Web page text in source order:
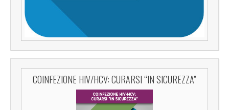
COINFEZIONE HIV/HCV: CURARSI “IN SICUREZZA”